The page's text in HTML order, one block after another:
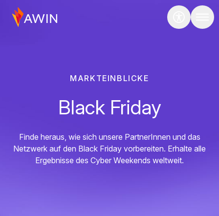
MARKTEINBLICKE
Black Friday
Finde heraus, wie sich unsere PartnerInnen und das
Netzwerk auf den Black Friday vorbereiten. Erhalte alle
Ergebnisse des Cyber Weekends weltweit.